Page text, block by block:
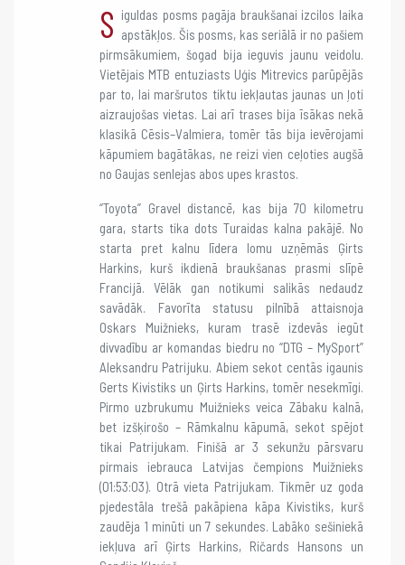
S iguldas posms pagāja braukšanai izcilos laika
apstākļos. Šis posms, kas seriālā ir no pašiem
pirmsākumiem, šogad bija ieguvis jaunu veidolu.
Vietējais MTB entuziasts Uģis Mitrevics parūpējās
par to, lai maršrutos tiktu iekļautas jaunas un ļoti
aizraujošas vietas. Lai arī trases bija īsākas nekā
klasikā Cēsis–Valmiera, tomēr tās bija ievērojami
kāpumiem bagātākas, ne reizi vien ceļoties augšā
no Gaujas senlejas abos upes krastos.
“Toyota” Gravel distancē, kas bija 70 kilometru
gara, starts tika dots Turaidas kalna pakājē. No
starta pret kalnu līdera lomu uzņēmās Ģirts
Harkins, kurš ikdienā braukšanas prasmi slīpē
Francijā. Vēlāk gan notikumi salikās nedaudz
savādāk. Favorīta statusu pilnībā attaisnoja
Oskars Muižnieks, kuram trasē izdevās iegūt
divvadību ar komandas biedru no “DTG – MySport”
Aleksandru Patrijuku. Abiem sekot centās igaunis
Gerts Kivistiks un Ģirts Harkins, tomēr nesekmīgi.
Pirmo uzbrukumu Muižnieks veica Zābaku kalnā,
bet izšķirošo – Rāmkalnu kāpumā, sekot spējot
tikai Patrijukam. Finišā ar 3 sekunžu pārsvaru
pirmais iebrauca Latvijas čempions Muižnieks
(01:53:03). Otrā vieta Patrijukam. Tikmēr uz goda
pjedestāla trešā pakāpiena kāpa Kivistiks, kurš
zaudēja 1 minūti un 7 sekundes. Labāko sešiniekā
iekļuva arī Ģirts Harkins, Ričards Hansons un